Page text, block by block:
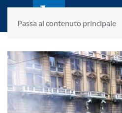
Passa al contenuto principale
fondato da